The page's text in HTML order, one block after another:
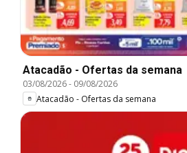
Atacadão - Ofertas da semana
03/08/2026- 09/08/2026
Atacadão - Ofertas da semana